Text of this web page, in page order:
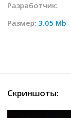
Разработчик:
Размер: 3.05 Mb
Скриншоты: